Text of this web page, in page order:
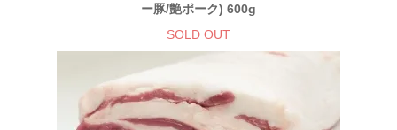
ー豚/艶ポーク) 600g
SOLD OUT